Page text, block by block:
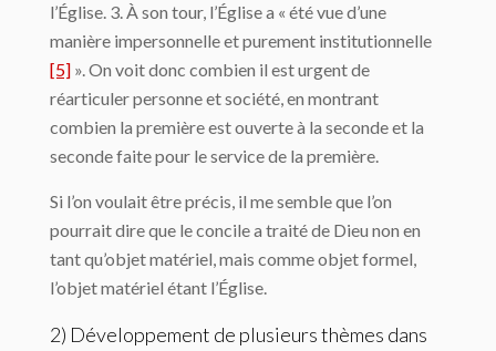
l’Église. 3. À son tour, l’Église a « été vue d’une
manière impersonnelle et purement institutionnelle
[5] ». On voit donc combien il est urgent de
réarticuler personne et société, en montrant
combien la première est ouverte à la seconde et la
seconde faite pour le service de la première.
Si l’on voulait être précis, il me semble que l’on
pourrait dire que le concile a traité de Dieu non en
tant qu’objet matériel, mais comme objet formel,
l’objet matériel étant l’Église.
2) Développement de plusieurs thèmes dans